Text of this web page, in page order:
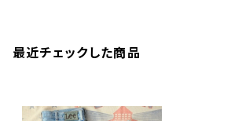
最近チェックした商品